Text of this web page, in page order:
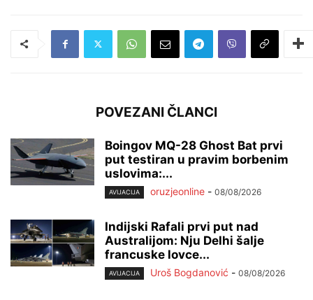
POVEZANI ČLANCI
Boingov MQ-28 Ghost Bat prvi
put testiran u pravim borbenim
uslovima:...
AVIJACIJA oruzjeonline - 08/08/2026
Indijski Rafali prvi put nad
Australijom: Nju Delhi šalje
francuske lovce...
AVIJACIJA Uroš Bogdanović - 08/08/2026